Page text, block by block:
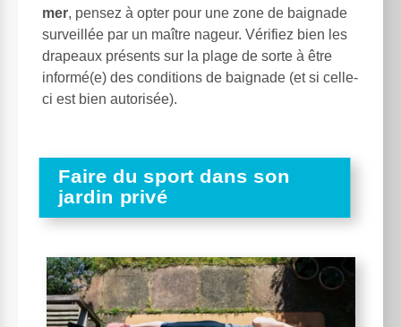
mer, pensez à opter pour une zone de baignade
surveillée par un maître nageur. Vérifiez bien les
drapeaux présents sur la plage de sorte à être
informé(e) des conditions de baignade (et si celle-
ci est bien autorisée).
Faire du sport dans son
jardin privé